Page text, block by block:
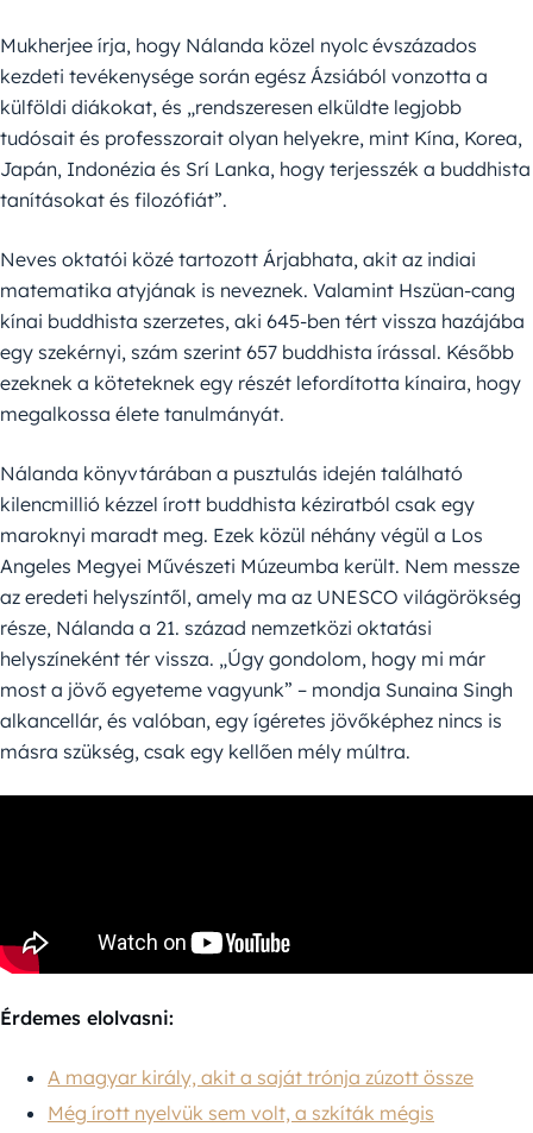
Mukherjee írja, hogy Nálanda közel nyolc évszázados
kezdeti tevékenysége során egész Ázsiából vonzotta a
külföldi diákokat, és „rendszeresen elküldte legjobb
tudósait és professzorait olyan helyekre, mint Kína, Korea,
Japán, Indonézia és Srí Lanka, hogy terjesszék a buddhista
tanításokat és filozófiát”.
Neves oktatói közé tartozott Árjabhata, akit az indiai
matematika atyjának is neveznek. Valamint Hszüan-cang
kínai buddhista szerzetes, aki 645-ben tért vissza hazájába
egy szekérnyi, szám szerint 657 buddhista írással. Később
ezeknek a köteteknek egy részét lefordította kínaira, hogy
megalkossa élete tanulmányát.
Nálanda könyvtárában a pusztulás idején található
kilencmillió kézzel írott buddhista kéziratból csak egy
maroknyi maradt meg. Ezek közül néhány végül a Los
Angeles Megyei Művészeti Múzeumba került. Nem messze
az eredeti helyszíntől, amely ma az UNESCO világörökség
része, Nálanda a 21. század nemzetközi oktatási
helyszíneként tér vissza. „Úgy gondolom, hogy mi már
most a jövő egyeteme vagyunk” – mondja Sunaina Singh
alkancellár, és valóban, egy ígéretes jövőképhez nincs is
másra szükség, csak egy kellően mély múltra.
Érdemes elolvasni:
A magyar király, akit a saját trónja zúzott össze
Még írott nyelvük sem volt, a szkíták mégis